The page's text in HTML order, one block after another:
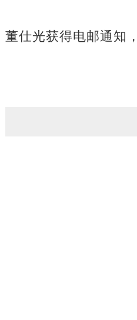
董仕光获得电邮通知